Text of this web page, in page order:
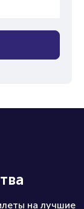
на лучшие